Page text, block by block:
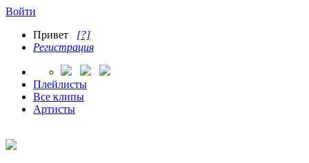
Войти
Привет [?]
Регистрация
Плейлисты
Все клипы
Артисты